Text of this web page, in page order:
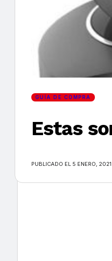
HEMEROTECA
Encuentra
GUÍA DE COMPRA
Estas
PUBLICADO EL 5 ENERO, 2021